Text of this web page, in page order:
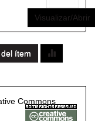
Visualizar/Abrir
ítem
Commons